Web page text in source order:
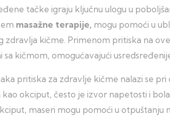
tačke igraju ključnu ulogu u
masažne terapije, mogu pomoći u
zdravlja kičme. Primenom pritiska na
kičmom, omogućavajući
pritiska za zdravlje kičme nalazi se
okciput, često je izvor napetosti i
maseri mogu pomoći u otpuštanju